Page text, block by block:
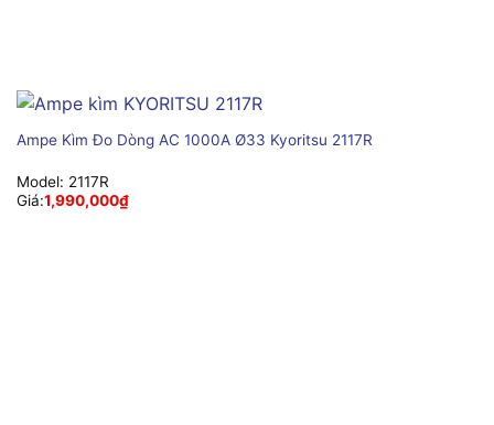
Ampe Kìm Đo Dòng AC 1000A Ø33 Kyoritsu 2117R
Model: 2117R
Giá:1,990,000₫